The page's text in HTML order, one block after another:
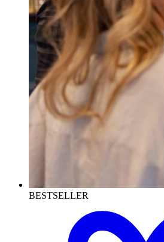
BESTSELLER